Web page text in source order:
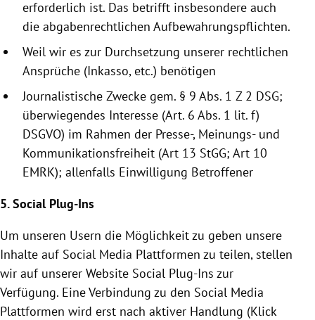
erforderlich ist. Das betrifft insbesondere auch
die abgabenrechtlichen Aufbewahrungspflichten.
Weil wir es zur Durchsetzung unserer rechtlichen
Ansprüche (Inkasso, etc.) benötigen
Journalistische Zwecke gem. § 9 Abs. 1 Z 2 DSG;
überwiegendes Interesse (Art. 6 Abs. 1 lit. f)
DSGVO) im Rahmen der Presse-, Meinungs- und
Kommunikationsfreiheit (Art 13 StGG; Art 10
EMRK); allenfalls Einwilligung Betroffener
5. Social Plug-Ins
Um unseren Usern die Möglichkeit zu geben unsere
Inhalte auf Social Media Plattformen zu teilen, stellen
wir auf unserer Website Social Plug-Ins zur
Verfügung. Eine Verbindung zu den Social Media
Plattformen wird erst nach aktiver Handlung (Klick